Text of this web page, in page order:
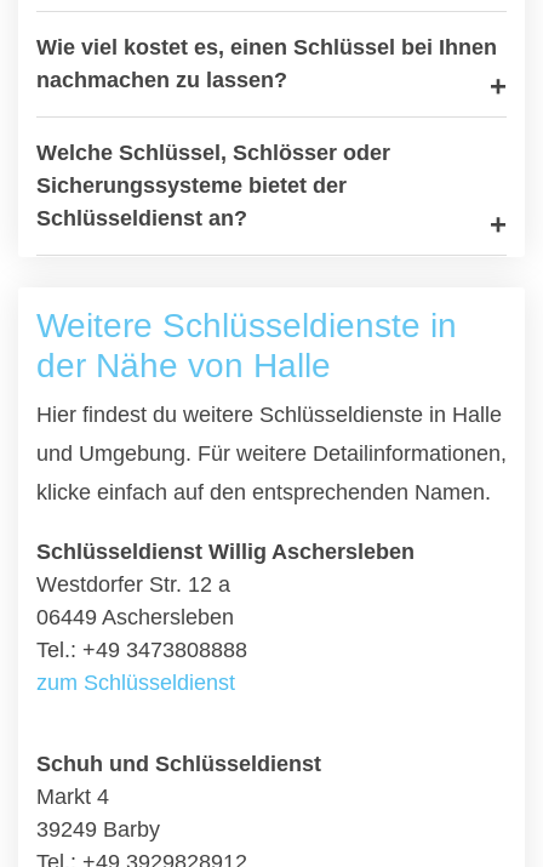
Wie viel kostet es, einen Schlüssel bei Ihnen
nachmachen zu lassen?
Welche Schlüssel, Schlösser oder
Sicherungssysteme bietet der
Schlüsseldienst an?
Weitere Schlüsseldienste in
der Nähe von Halle
Hier findest du weitere Schlüsseldienste in Halle
und Umgebung. Für weitere Detailinformationen,
klicke einfach auf den entsprechenden Namen.
Schlüsseldienst Willig Aschersleben
Westdorfer Str. 12 a
06449 Aschersleben
Tel.: +49 3473808888
zum Schlüsseldienst
Schuh und Schlüsseldienst
Markt 4
39249 Barby
Tel.: +49 3929828912